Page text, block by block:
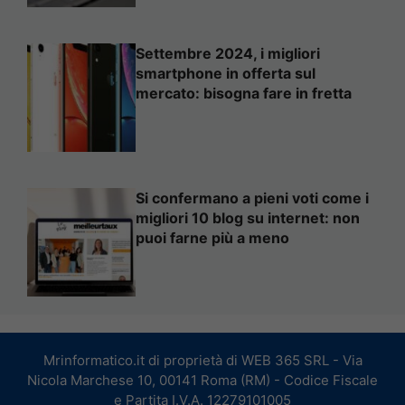
Settembre 2024, i migliori
smartphone in offerta sul
mercato: bisogna fare in fretta
Si confermano a pieni voti come i
migliori 10 blog su internet: non
puoi farne più a meno
Mrinformatico.it di proprietà di WEB 365 SRL - Via
Nicola Marchese 10, 00141 Roma (RM) - Codice Fiscale
e Partita I.V.A. 12279101005